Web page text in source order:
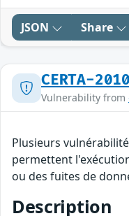
JSON Share
CERTA-
Vulnerability from
Plusieurs
permettent
ou des fuites de
Description